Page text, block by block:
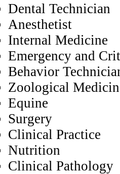
Dental Technician
Anesthetist
Internal Medicine
Emergency and
Behavior
Zoological
Equine
Surgery
Clinical Practice
Nutrition
Clinical Pathology